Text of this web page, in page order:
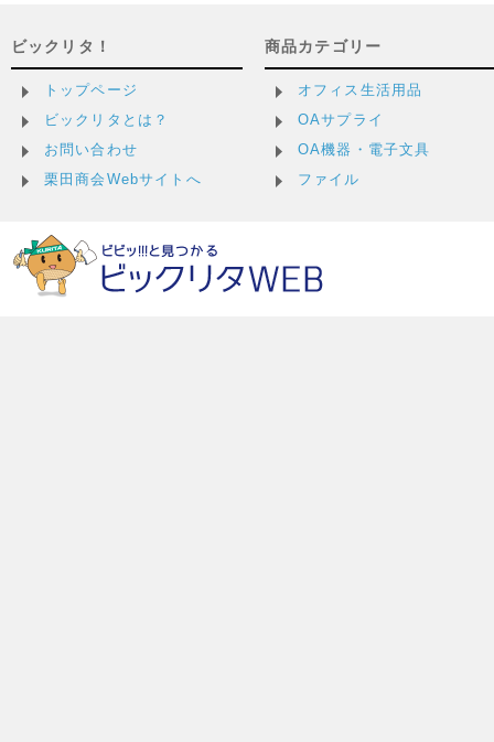
ビックリタ！
トップページ
ビックリタとは？
お問い合わせ
栗田商会Webサイトへ
商品カテゴリー
オフィス生活用品
OAサプライ
OA機器・電子文具
ファイル